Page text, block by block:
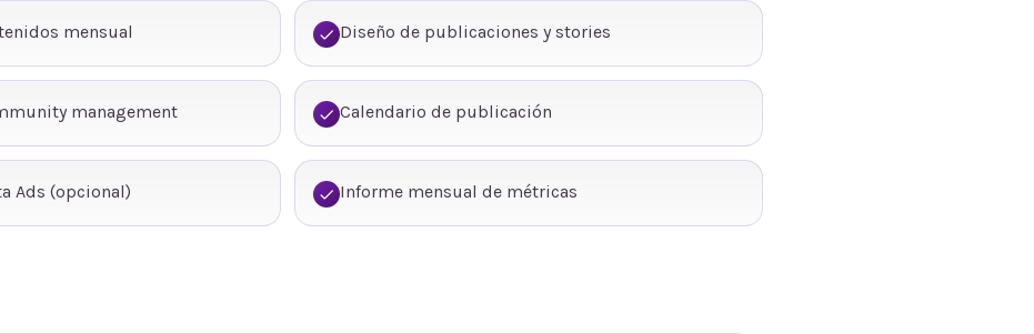
mensual Diseño de publicaciones y stories
management Calendario de publicación
Ads (opcional) Informe mensual de métricas